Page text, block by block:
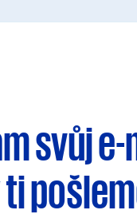
svůj
ti